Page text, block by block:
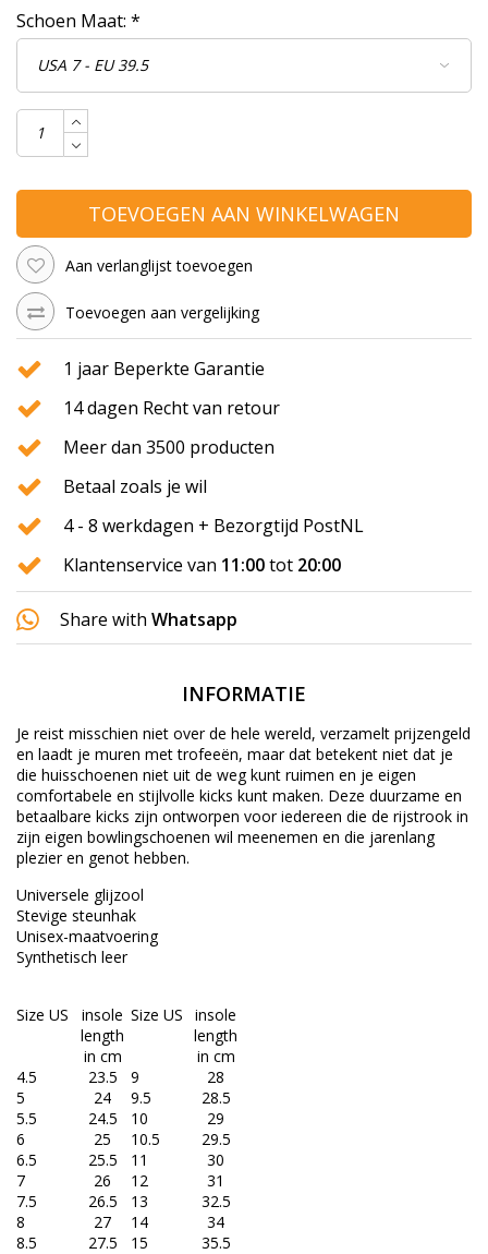
Schoen Maat: *
TOEVOEGEN AAN WINKELWAGEN
Aan verlanglijst toevoegen
Toevoegen aan vergelijking
1 jaar Beperkte Garantie
14 dagen Recht van retour
Meer dan 3500 producten
Betaal zoals je wil
4 - 8 werkdagen + Bezorgtijd PostNL
Klantenservice van 11:00tot 20:00
Share with Whatsapp
INFORMATIE
Je reist misschien niet over de hele wereld, verzamelt prijzengeld
en laadt je muren met trofeeën, maar dat betekent niet dat je
die huisschoenen niet uit de weg kunt ruimen en je eigen
comfortabele en stijlvolle kicks kunt maken. Deze duurzame en
betaalbare kicks zijn ontworpen voor iedereen die de rijstrook in
zijn eigen bowlingschoenen wil meenemen en die jarenlang
plezier en genot hebben.
Universele glijzool
Stevige steunhak
Unisex-maatvoering
Synthetisch leer
Size US
insole
length
in cm
Size US
insole
length
in cm
4.5
23.5 9
28
5
24 9.5
28.5
5.5
24.5 10
29
6
25 10.5
29.5
6.5
25.5 11
30
7
26 12
31
7.5
26.5 13
32.5
8
27 14
34
8.5
27.5 15 35.5